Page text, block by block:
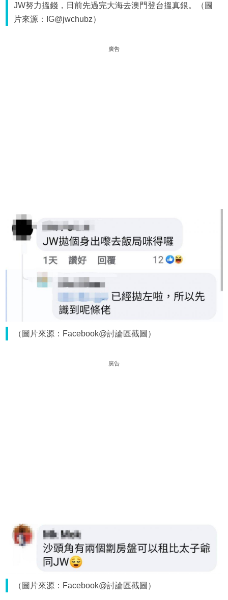
JW努力搵錢，日前先過完大海去澳門登台搵真銀。（圖
片來源：IG@jwchubz）
廣告
（圖片來源：Facebook@討論區截圖）
廣告
（圖片來源：Facebook@討論區截圖）